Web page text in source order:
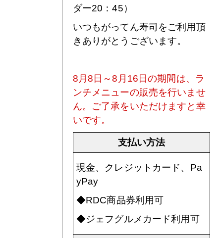
ダー20：45）
いつもがってん寿司をご利用頂
きありがとうございます。
8月8日～8月16日の期間は、ラ
ンチメニューの販売を行いませ
ん。ご了承をいただけますと幸
いです。
支払い方法
現金、クレジットカード、Pa
yPay
◆RDC商品券利用可
◆ジェフグルメカード利用可